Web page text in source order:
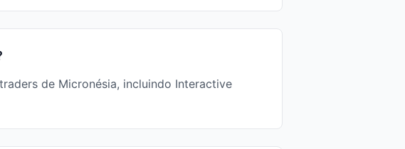
de Micronésia, incluindo Interactive